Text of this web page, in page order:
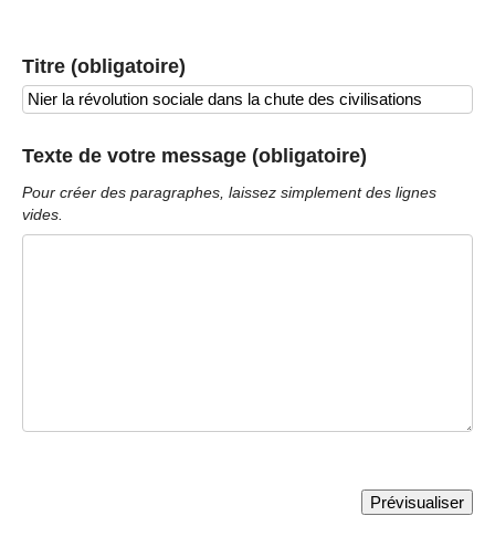
Titre (obligatoire)
Texte de votre message (obligatoire)
Pour créer des paragraphes, laissez simplement des lignes
vides.